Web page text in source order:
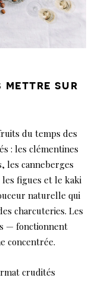
mettre sur
du temps des
: les clémentines
les canneberges
figues et le kaki
naturelle qui
charcuteries. Les
— fonctionnent
concentrée.
crudités